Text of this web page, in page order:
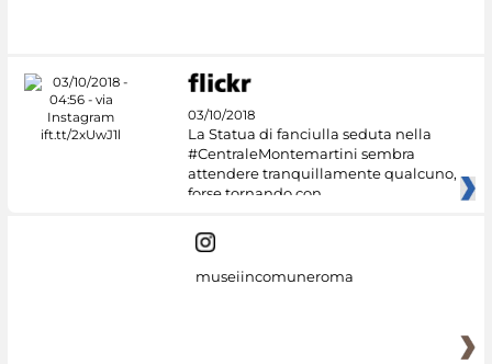
03/10/2018
La Statua di fanciulla seduta nella
#CentraleMontemartini sembra
attendere tranquillamente qualcuno,
forse tornando con
museiincomuneroma